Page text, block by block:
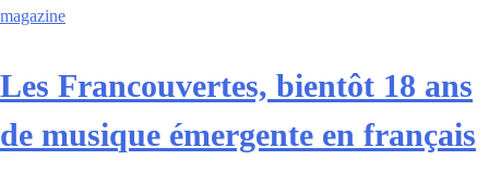
magazine
Les Francouvertes, bientôt 18 ans
de musique émergente en français